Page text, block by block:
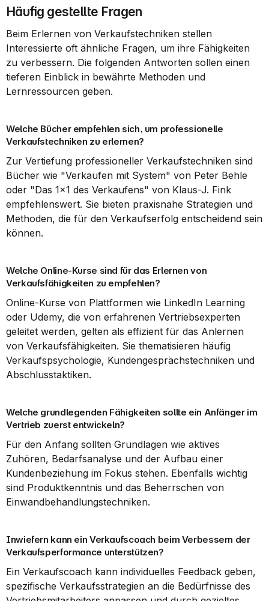
Häufig gestellte Fragen
Beim Erlernen von Verkaufstechniken stellen
Interessierte oft ähnliche Fragen, um ihre Fähigkeiten
zu verbessern. Die folgenden Antworten sollen einen
tieferen Einblick in bewährte Methoden und
Lernressourcen geben.
Welche Bücher empfehlen sich, um professionelle
Verkaufstechniken zu erlernen?
Zur Vertiefung professioneller Verkaufstechniken sind
Bücher wie "Verkaufen mit System" von Peter Behle
oder "Das 1x1 des Verkaufens" von Klaus-J. Fink
empfehlenswert. Sie bieten praxisnahe Strategien und
Methoden, die für den Verkaufserfolg entscheidend sein
können.
Welche Online-Kurse sind für das Erlernen von
Verkaufsfähigkeiten zu empfehlen?
Online-Kurse von Plattformen wie LinkedIn Learning
oder Udemy, die von erfahrenen Vertriebsexperten
geleitet werden, gelten als effizient für das Anlernen
von Verkaufsfähigkeiten. Sie thematisieren häufig
Verkaufspsychologie, Kundengesprächstechniken und
Abschlusstaktiken.
Welche grundlegenden Fähigkeiten sollte ein Anfänger im
Vertrieb zuerst entwickeln?
Für den Anfang sollten Grundlagen wie aktives
Zuhören, Bedarfsanalyse und der Aufbau einer
Kundenbeziehung im Fokus stehen. Ebenfalls wichtig
sind Produktkenntnis und das Beherrschen von
Einwandbehandlungstechniken.
Inwiefern kann ein Verkaufscoach beim Verbessern der
Verkaufsperformance unterstützen?
Ein Verkaufscoach kann individuelles Feedback geben,
spezifische Verkaufsstrategien an die Bedürfnisse des